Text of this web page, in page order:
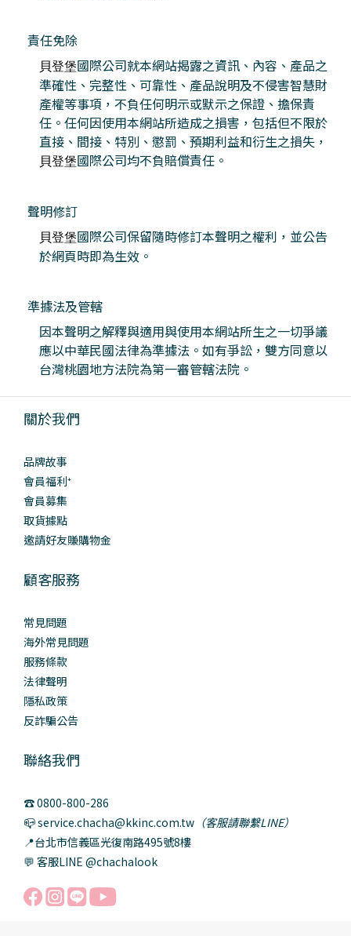
責任免除
貝登堡國際公司就本網站揭露之資訊、內容、產品之
準確性、完整性、可靠性、產品說明及不侵害智慧財
產權等事項，不負任何明示或默示之保證、擔保責
任。任何因使用本網站所造成之損害，包括但不限於
直接、間接、特別、懲罰、預期利益和衍生之損失，
貝登堡國際公司均不負賠償責任。
聲明修訂
貝登堡國際公司保留隨時修訂本聲明之權利，並公告
於網頁時即為生效。
準據法及管轄
因本聲明之解釋與適用與使用本網站所生之一切爭議
應以中華民國法律為準據法。如有爭訟，雙方同意以
台灣桃園地方法院為第一審管轄法院。
關於我們
品牌故事
會員福利⁺
會員募集
取貨據點
邀請好友賺購物金
顧客服務
常見問題
海外常見問題
服務條款
法律聲明
隱私政策
反詐騙公告
聯絡我們
☎️ 0800-800-286
📪 service.chacha@kkinc.com.tw （客服請聯繫LINE）
📍台北市信義區光復南路495號8樓
💬 客服LINE @chachalook